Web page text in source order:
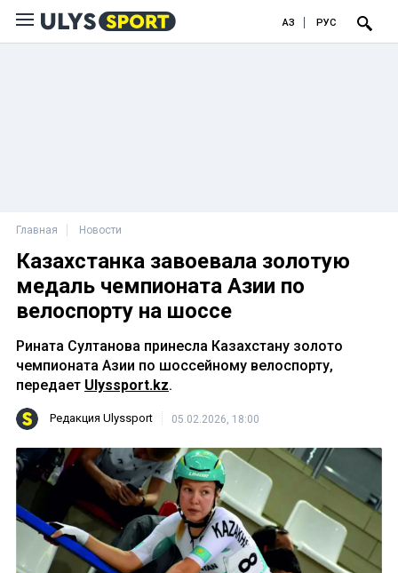
ҚАЗ РУС
Главная Новости
Казахстанка завоевала золотую
медаль чемпионата Азии по
велоспорту на шоссе
Рината Султанова принесла Казахстану золото
чемпионата Азии по шоссейному велоспорту,
передает Ulyssport.kz.
Редакция Ulyssport 05.02.2026, 18:00